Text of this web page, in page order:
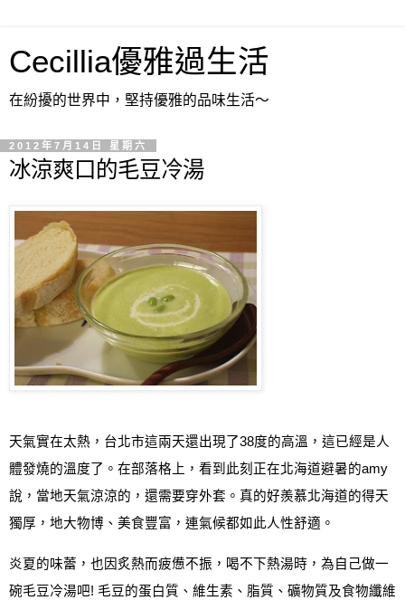
Cecillia優雅過生活
在紛擾的世界中，堅持優雅的品味生活～
2012年7月14日 星期六
冰涼爽口的毛豆冷湯
天氣實在太熱，台北市這兩天還出現了38度的高溫，這已經是人
體發燒的溫度了。在部落格上，看到此刻正在北海道避暑的amy
說， 當地天氣涼涼的，還需要穿外套。真的好羨慕北海道的得天
獨厚，地大物博、美食豐富 ，連氣候都如此人性舒適。
炎夏的味蕾，也因炙熱而疲憊不振，喝不下熱湯時，為自己做一
碗毛豆冷湯吧! 毛豆的蛋白質、維生素、脂質、礦物質及食物纖維